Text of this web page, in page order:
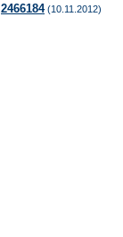
2466184(10.11.2012)